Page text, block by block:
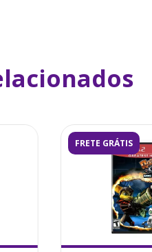
FRETE GRÁTIS